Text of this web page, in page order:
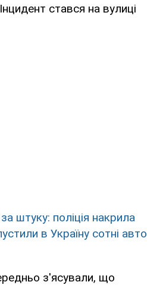
стався на вулиці
штуку: поліція накрила
в Україну сотні авто
з'ясували, що